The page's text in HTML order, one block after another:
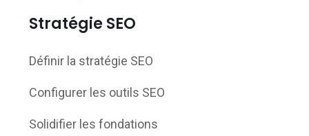
Stratégie SEO
Définir la stratégie SEO
Configurer les outils SEO
Solidifier les fondations